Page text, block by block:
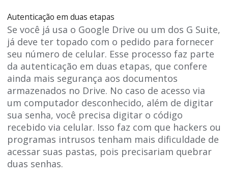
Autenticação em duas etapas
Se você já usa o Google Drive ou um dos G Suite,
já deve ter topado com o pedido para fornecer
seu número de celular. Esse processo faz parte
da autenticação em duas etapas, que confere
ainda mais segurança aos documentos
armazenados no Drive. No caso de acesso via
um computador desconhecido, além de digitar
sua senha, você precisa digitar o código
recebido via celular. Isso faz com que hackers ou
programas intrusos tenham mais dificuldade de
acessar suas pastas, pois precisariam quebrar
duas senhas.